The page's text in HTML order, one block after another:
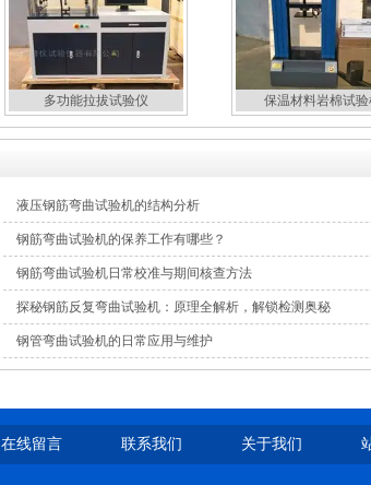
多功能拉拔试验仪 保温材料岩棉试
液压钢筋弯曲试验机的结构分析
钢筋弯曲试验机的保养工作有哪些？
钢筋弯曲试验机日常校准与期间核查方法
探秘钢筋反复弯曲试验机：原理全解析，解锁检测奥秘
钢管弯曲试验机的日常应用与维护
在线留言 联系我们 关于我们